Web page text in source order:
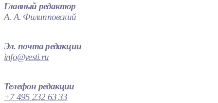
Главный редактор
А. А. Филипповский
Эл. почта редакции
info@vesti.ru
Телефон редакции
+7 495 232 63 33